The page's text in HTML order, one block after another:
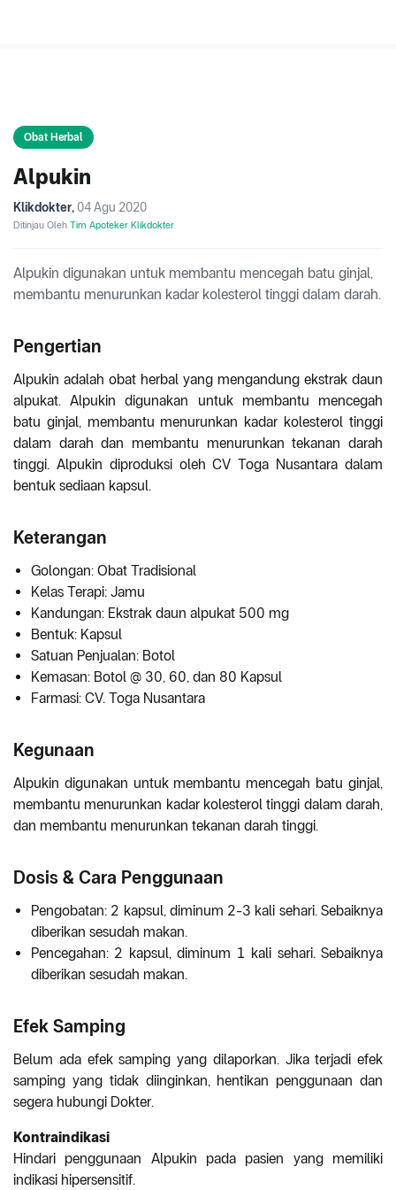
Obat Herbal
Alpukin
Klikdokter, 04 Agu 2020
Ditinjau Oleh Tim Apoteker Klikdokter
Alpukin digunakan untuk membantu mencegah batu ginjal,
membantu menurunkan kadar kolesterol tinggi dalam darah.
Pengertian
Alpukin adalah obat herbal yang mengandung ekstrak daun
alpukat. Alpukin digunakan untuk membantu mencegah
batu ginjal, membantu menurunkan kadar kolesterol tinggi
dalam darah dan membantu menurunkan tekanan darah
tinggi. Alpukin diproduksi oleh CV Toga Nusantara dalam
bentuk sediaan kapsul.
Keterangan
Golongan: Obat Tradisional
Kelas Terapi: Jamu
Kandungan: Ekstrak daun alpukat 500 mg
Bentuk: Kapsul
Satuan Penjualan: Botol
Kemasan: Botol @ 30, 60, dan 80 Kapsul
Farmasi: CV. Toga Nusantara
Kegunaan
Alpukin digunakan untuk membantu mencegah batu ginjal,
membantu menurunkan kadar kolesterol tinggi dalam darah,
dan membantu menurunkan tekanan darah tinggi.
Dosis & Cara Penggunaan
Pengobatan: 2 kapsul, diminum 2-3 kali sehari. Sebaiknya
diberikan sesudah makan.
Pencegahan: 2 kapsul, diminum 1 kali sehari. Sebaiknya
diberikan sesudah makan.
Efek Samping
Belum ada efek samping yang dilaporkan. Jika terjadi efek
samping yang tidak diinginkan, hentikan penggunaan dan
segera hubungi Dokter.
Kontraindikasi
Hindari penggunaan Alpukin pada pasien yang memiliki
indikasi hipersensitif.